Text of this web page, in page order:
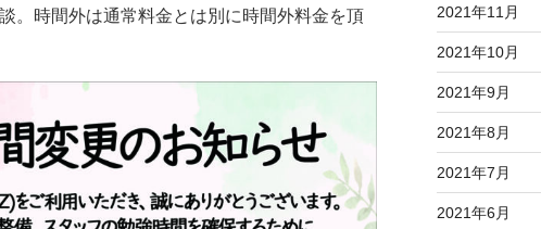
。時間外は通常料金とは別に時間外料金を頂
2021年11月
2021年10月
2021年9月
2021年8月
2021年7月
2021年6月